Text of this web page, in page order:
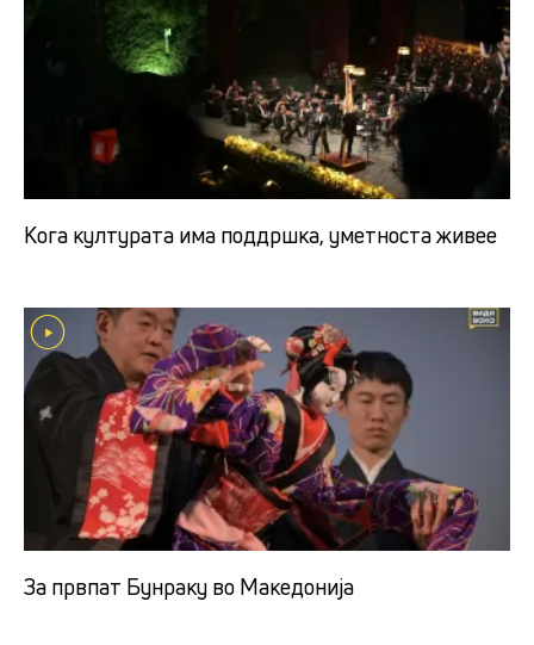
Кога културата има поддршка, уметноста живее
За првпат Бунраку во Македонија